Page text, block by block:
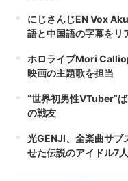
にじさんじEN Vox
語と中国語の字幕をリ
ホロライブMori
映画の主題歌を担当
“世界初男性VTuber”
の戦友
光GENJI、全楽曲サ
せた伝説のアイドル7